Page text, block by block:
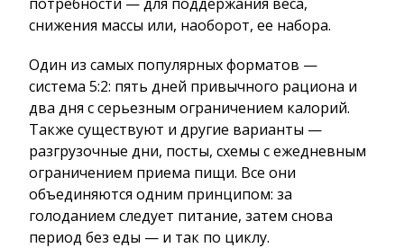
снижения массы или, наоборот, ее набора.
Один из самых популярных форматов —
система 5:2: пять дней привычного рациона и
два дня с серьезным ограничением калорий.
Также существуют и другие варианты —
разгрузочные дни, посты, схемы с ежедневным
ограничением приема пищи. Все они
объединяются одним принципом: за
голоданием следует питание, затем снова
период без еды — и так по циклу.